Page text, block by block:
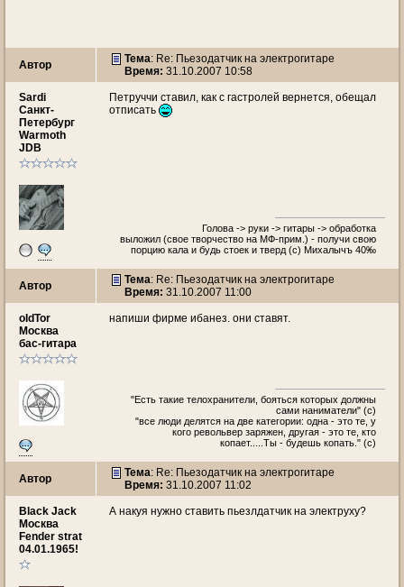
Автор Тема: Re: Пьезодатчик на электрогитаре
Время: 31.10.2007 10:58
Sardi
Санкт-
Петербург
Warmoth
JDB
Петруччи ставил, как с гастролей вернется, обещал
отписать
Голова -> руки -> гитары -> обработка
выложил (свое творчество на МФ-прим.) - получи свою
порцию кала и будь стоек и тверд (с) Михалычъ 40‰
Автор Тема: Re: Пьезодатчик на электрогитаре
Время: 31.10.2007 11:00
oldTor
Москва
бас-гитара
напиши фирме ибанез. они ставят.
"Есть такие телохранители, бояться которых должны
сами наниматели" (с)
"все люди делятся на две категории: одна - это те, у
кого револьвер заряжен, другая - это те, кто
копает.....Ты - будешь копать." (с)
Автор Тема: Re: Пьезодатчик на электрогитаре
Время: 31.10.2007 11:02
Black Jack
Москва
Fender strat
04.01.1965!
А накуя нужно ставить пьезлдатчик на электруху?